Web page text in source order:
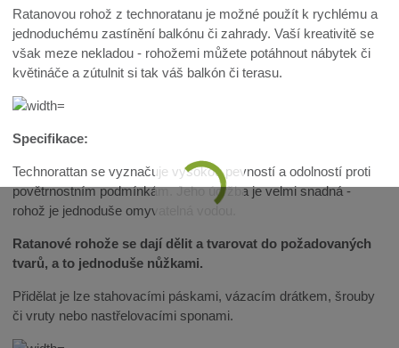
Ratanovou rohož z technoratanu je možné použít k rychlému a
jednoduchému zastínění balkónu či zahrady. Vaší kreativitě se
však meze nekladou - rohožemi můžete potáhnout nábytek či
květináče a zútulnit si tak váš balkón či terasu.
Specifikace:
Technorattan se vyznačuje vysokou pevností a odolností proti
povětrnostním podmínkám. Jeho údržba je velmi snadná -
rohož je jednoduše omyvatelná vodou.
Ratanové rohože se dají dělit a tvarovat do požadovaných
tvarů, a to jednoduše nůžkami.
Přidělat je lze stahovacími páskami, vázacím drátkem, šrouby
či vruty nebo nastřelovacími sponami.